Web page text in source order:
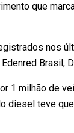
que
nos
Brasil,
1 milhão de
diesel teve